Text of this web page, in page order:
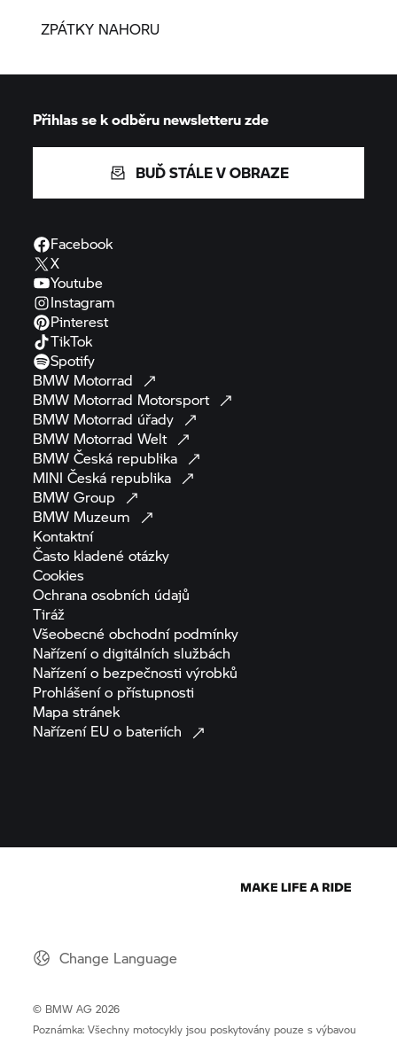
ZPÁTKY NAHORU
Přihlas se k odběru newsletteru zde
BUĎ STÁLE V OBRAZE
Facebook
X
Youtube
Instagram
Pinterest
TikTok
Spotify
BMW Motorrad
BMW Motorrad Motorsport
BMW Motorrad úřady
BMW Motorrad Welt
BMW Česká republika
MINI Česká republika
BMWGroup
BMW Muzeum
Kontaktní
Často kladenéotázky
Cookies
Ochrana osobních údajů
Tiráž
Všeobecné obchodní podmínky
Nařízení o digitálníchslužbách
Nařízení o bezpečnostivýrobků
Prohlášení o přístupnosti
Mapastránek
Nařízení EU o bateriích
Change Language
© BMW AG 2026
Poznámka: Všechny motocykly jsou poskytovány pouze s výbavou